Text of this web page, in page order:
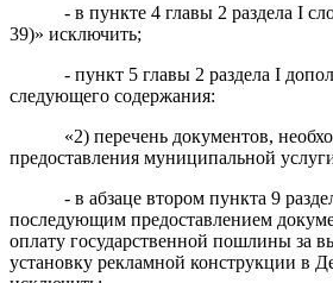
- в пункте4главы 2 раздела I
39)» исключить;
-пункт 5главы 2 раздела I
следующего содержания:
«2) перечень документов,
предоставления муниципальной
- в абзацевторомпункта 9
последующим предоставлением
оплату государственной пошлины за
установку рекламной конструкции в